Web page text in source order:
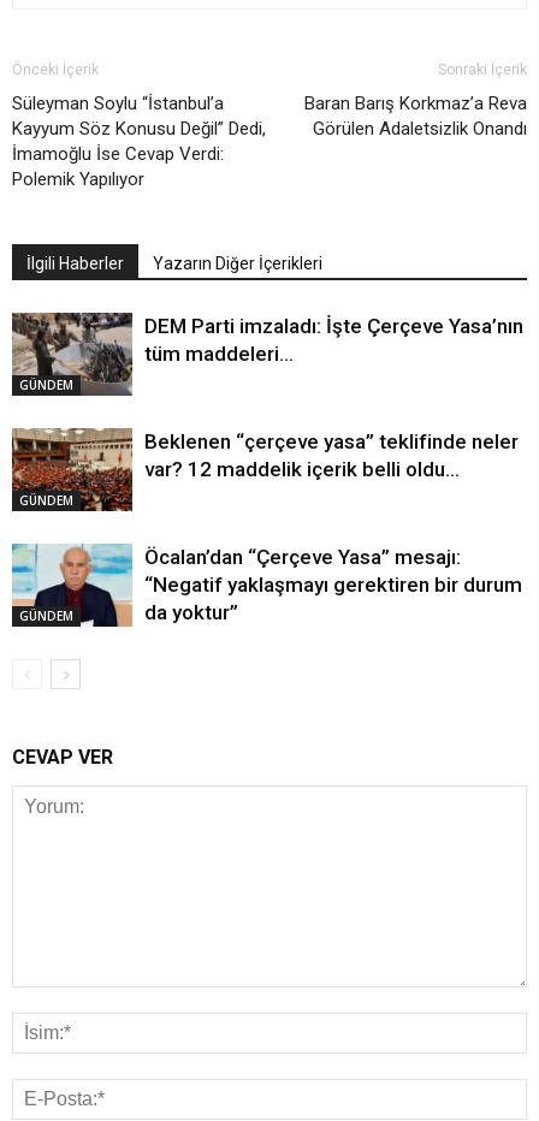
Önceki İçerik
Süleyman Soylu “İstanbul’a
Kayyum Söz Konusu Değil” Dedi,
İmamoğlu İse Cevap Verdi:
Polemik Yapılıyor
Sonraki İçerik
Baran Barış Korkmaz’a Reva
Görülen Adaletsizlik Onandı
İlgili Haberler Yazarın Diğer İçerikleri
GÜNDEM
DEM Parti imzaladı: İşte Çerçeve Yasa’nın
tüm maddeleri…
GÜNDEM
Beklenen “çerçeve yasa” teklifinde neler
var? 12 maddelik içerik belli oldu…
GÜNDEM
Öcalan’dan “Çerçeve Yasa” mesajı:
“Negatif yaklaşmayı gerektiren bir durum
da yoktur”
CEVAP VER